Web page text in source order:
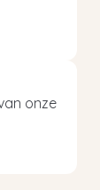
onze